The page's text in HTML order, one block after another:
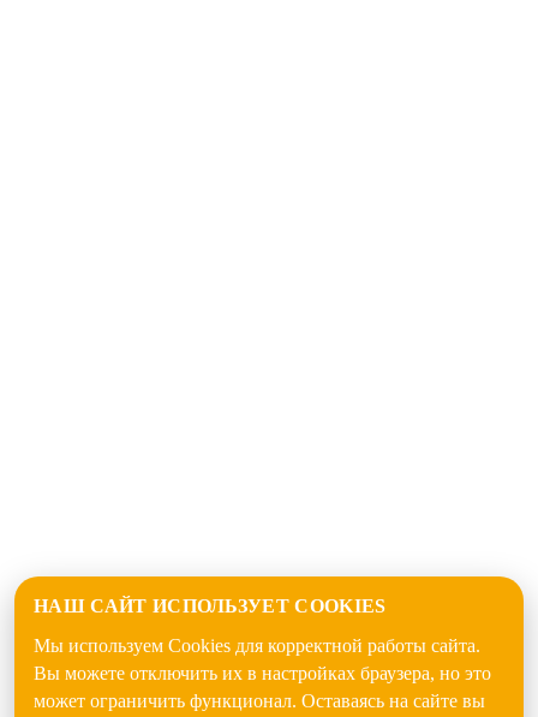
НАШ САЙТ ИСПОЛЬЗУЕТ COOKIES
Мы используем Cookies для корректной работы сайта.
Вы можете отключить их в настройках браузера, но это
может ограничить функционал. Оставаясь на сайте вы